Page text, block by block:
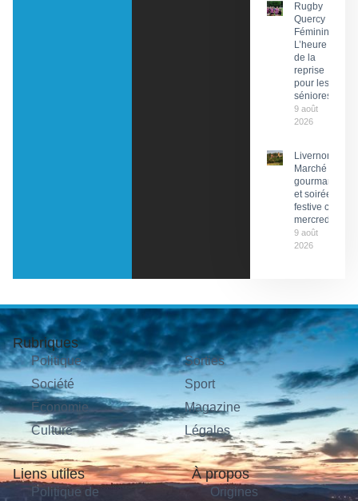
Rugby
Quercy
Féminin :
L’heure
de la
reprise
pour les
séniores
9 août
2026
Livernon :
Marché
gourmand
et soirée
festive ce
mercredi
9 août
2026
Rubriques
Politique
Société
Économie
Culture
Sorties
Sport
Magazine
Légales
Liens utiles
Politique de
À propos
Origines